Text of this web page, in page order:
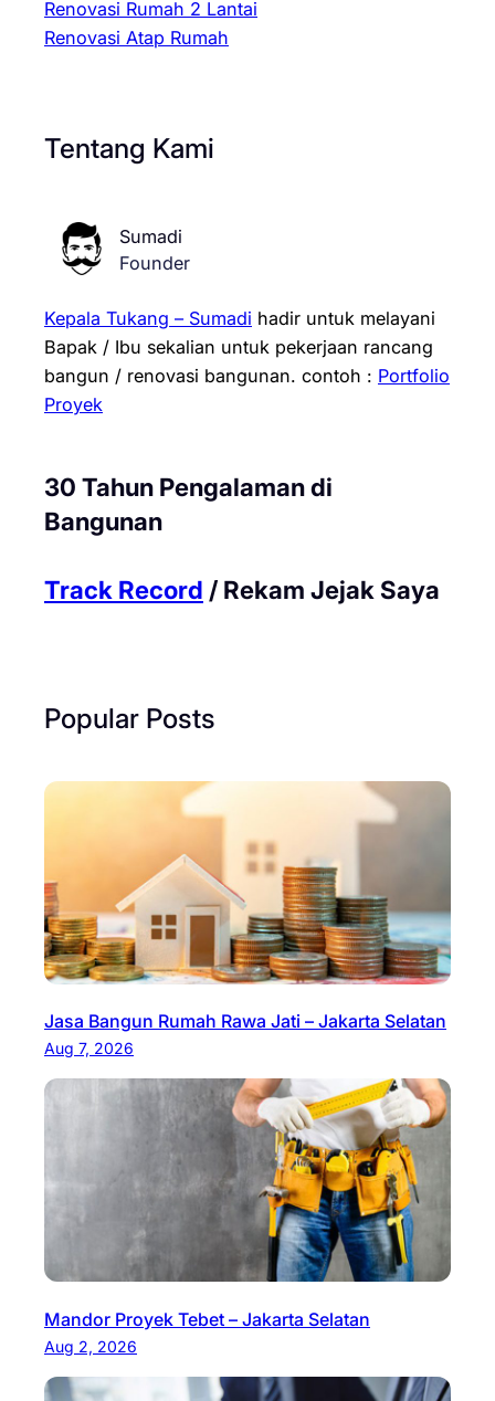
Renovasi Rumah 2 Lantai
Renovasi Atap Rumah
Tentang Kami
Sumadi
Founder
Kepala Tukang – Sumadi hadir untuk melayani
Bapak / Ibu sekalian untuk pekerjaan rancang
bangun / renovasi bangunan. contoh : Portfolio
Proyek
30 Tahun Pengalaman di
Bangunan
Track Record / Rekam Jejak Saya
Popular Posts
Jasa Bangun Rumah Rawa Jati – Jakarta Selatan
Aug 7, 2026
Mandor Proyek Tebet – Jakarta Selatan
Aug 2, 2026